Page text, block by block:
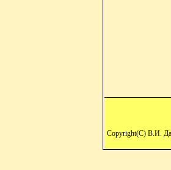
Copyright(C) В.И.